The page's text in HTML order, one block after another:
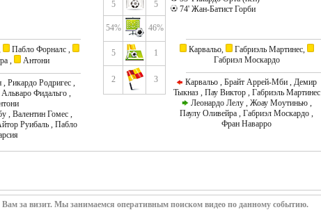
Пабло Форналс ,
,
Антони
, Рикардо Родригес ,
Фидальго ,
, Валентин Гомес ,
Руибаль , Пабло
5 5
54% 46%
5 1
2 3
74' Жан-Батист Горби
Карвальо,
Габриэль Мартинес,
Габриэл Москардо
Карвальо , Брайт Аррей-Мби , Демир
Тыкназ , Пау Виктор , Габриэль Мартинес
Леонардо Лелу , Жоау Моутинью ,
Паулу Оливейра , Габриэл Москардо ,
Фран Наварро
Вам за визит. Мы занимаемся оперативным поиском видео по данному событию.